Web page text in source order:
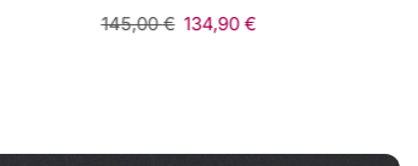
145,00€ 134,90€